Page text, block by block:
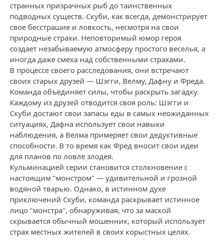
странных призрачных рыб до таинственных
подводных существ. Скуби, как всегда, демонстрирует
свое бесстрашие и ловкость, несмотря на свои
природные страхи. Неповторимый юмор героя
создает незабываемую атмосферу простого веселья, а
иногда даже смеха над собственными страхами.
В процессе своего расследования, они встречают
своих старых друзей — Шэгги, Велму, Дафну и Фреда.
Команда объединяет силы, чтобы раскрыть загадку.
Каждому из друзей отводится своя роль: Шэгги и
Скуби достают свои запасы еды в самых неожиданных
ситуациях, Дафна использует свои навыки
наблюдения, а Велма примеряет свои дедуктивные
способности. В то время как Фред вносит свои идеи
для планов по ловле злодея.
Кульминацией серии становится столкновение с
настоящим "монстром" — удивительной и грозной
водяной тварью. Однако, в истинном духе
приключений Скуби, команда раскрывает истинное
лицо "монстра", обнаруживая, что за маской
скрывается обычный мошенник, который использует
страх местных жителей в своих корыстных целях.